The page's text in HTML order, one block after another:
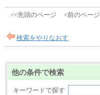
<<先頭のページ <前のページ
検索をやりなおす
他の条件で検索
キーワードで探す